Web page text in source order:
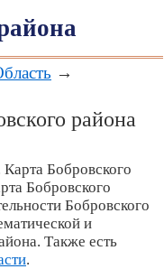
→
района
Бобровского
Бобровского
Бобровского
и
Также есть
.